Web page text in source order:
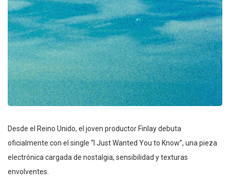
Desde el Reino Unido, el joven productor Finlay debuta
oficialmente con el single “I Just Wanted You to Know”, una pieza
electrónica cargada de nostalgia, sensibilidad y texturas
envolventes.